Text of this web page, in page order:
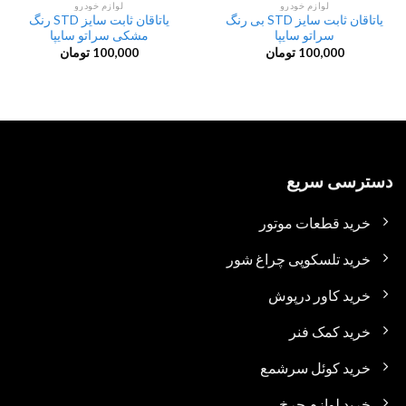
لوازم خودرو
یاتاقان ثابت سایز STD بی رنگ
سراتو سایپا
100,000 تومان
لوازم خودرو
یاتاقان ثابت سایز STD رنگ
مشکی سراتو سایپا
100,000 تومان
دسترسی سریع
خرید قطعات موتور
خرید تلسکوپی چراغ شور
خرید کاور درپوش
خرید کمک فنر
خرید کوئل سرشمع